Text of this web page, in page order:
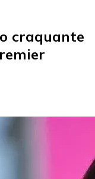
craquante